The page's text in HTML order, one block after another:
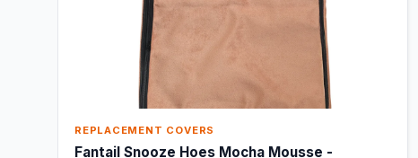
REPLACEMENT COVERS
Fantail Snooze Hoes Mocha Mousse -